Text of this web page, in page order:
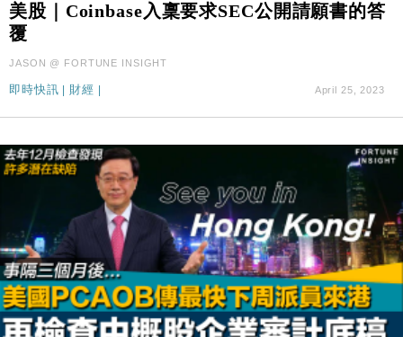
美股｜Coinbase入稟要求SEC公開請願書的答
覆
JASON @ FORTUNE INSIGHT
即時快訊 財經 April 25, 2023